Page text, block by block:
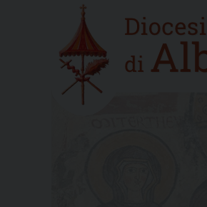
Home
new